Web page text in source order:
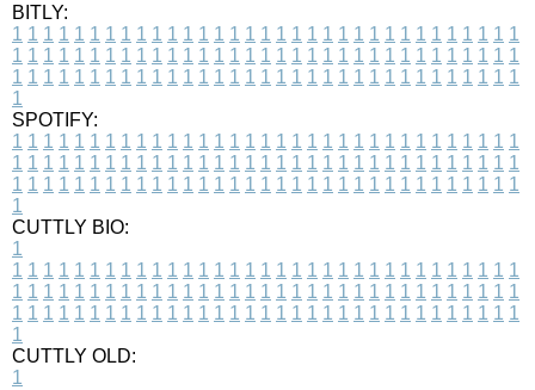
BITLY:
1 1 1 1 1 1 1 1 1 1 1 1 1 1 1 1 1 1 1 1 1 1 1 1 1 1 1 1 1 1 1 1 1
1 1 1 1 1 1 1 1 1 1 1 1 1 1 1 1 1 1 1 1 1 1 1 1 1 1 1 1 1 1 1 1 1
1 1 1 1 1 1 1 1 1 1 1 1 1 1 1 1 1 1 1 1 1 1 1 1 1 1 1 1 1 1 1 1 1
1
SPOTIFY:
1 1 1 1 1 1 1 1 1 1 1 1 1 1 1 1 1 1 1 1 1 1 1 1 1 1 1 1 1 1 1 1 1
1 1 1 1 1 1 1 1 1 1 1 1 1 1 1 1 1 1 1 1 1 1 1 1 1 1 1 1 1 1 1 1 1
1 1 1 1 1 1 1 1 1 1 1 1 1 1 1 1 1 1 1 1 1 1 1 1 1 1 1 1 1 1 1 1 1
1
CUTTLY BIO:
1
1 1 1 1 1 1 1 1 1 1 1 1 1 1 1 1 1 1 1 1 1 1 1 1 1 1 1 1 1 1 1 1 1
1 1 1 1 1 1 1 1 1 1 1 1 1 1 1 1 1 1 1 1 1 1 1 1 1 1 1 1 1 1 1 1 1
1 1 1 1 1 1 1 1 1 1 1 1 1 1 1 1 1 1 1 1 1 1 1 1 1 1 1 1 1 1 1 1 1
1
CUTTLY OLD:
1